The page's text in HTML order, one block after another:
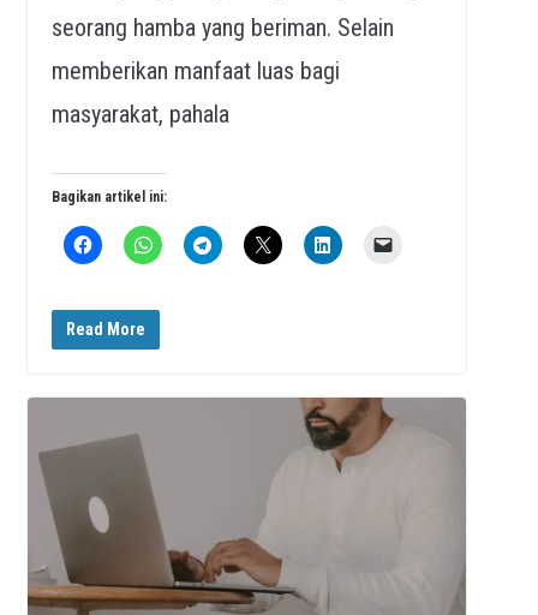
seorang hamba yang beriman. Selain
memberikan manfaat luas bagi
masyarakat, pahala
Bagikan artikel ini:
Read More